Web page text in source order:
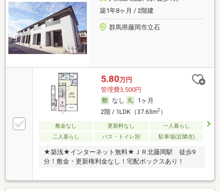
築1年8ヶ月 / 2階建
群馬県藤岡市立石
5.80万円
管理費3,500円
なし
1ヶ月
2階 / 1LDK（37.63m2）
敷金なし 更新料なし
一人暮らし
二人暮らし
バス・トイレ別 駐車場(近隣含)
★築浅★インターネット無料★ＪＲ北藤岡駅 徒歩9
分！敷金・更新権利金なし！宅配ボックスあり！